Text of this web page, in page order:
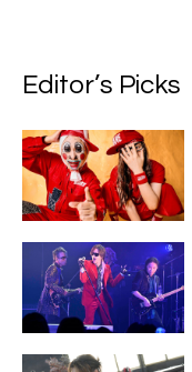
Editor’s Picks